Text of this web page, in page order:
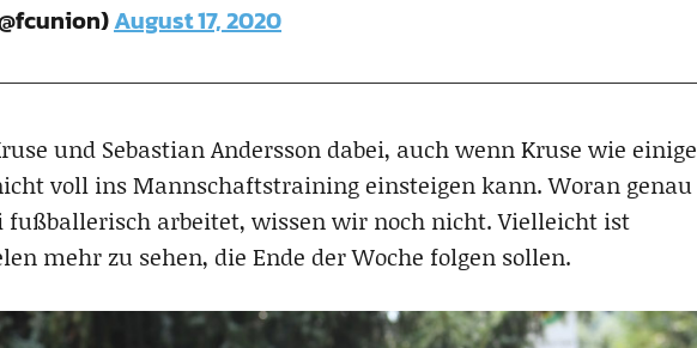
August 17, 2020
und Sebastian Andersson dabei, auch wenn Kruse wie einige
voll ins Mannschaftstraining einsteigen kann. Woran genau
fußballerisch arbeitet, wissen wir noch nicht. Vielleicht ist
mehr zu sehen, die Ende der Woche folgen sollen.